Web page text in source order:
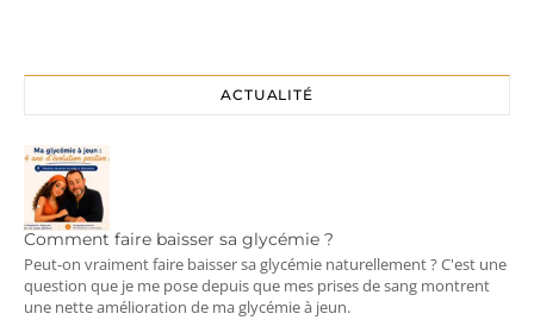
ACTUALITÉ
Comment faire baisser sa glycémie ?
Peut-on vraiment faire baisser sa glycémie naturellement ? C'est une
question que je me pose depuis que mes prises de sang montrent
une nette amélioration de ma glycémie à jeun.